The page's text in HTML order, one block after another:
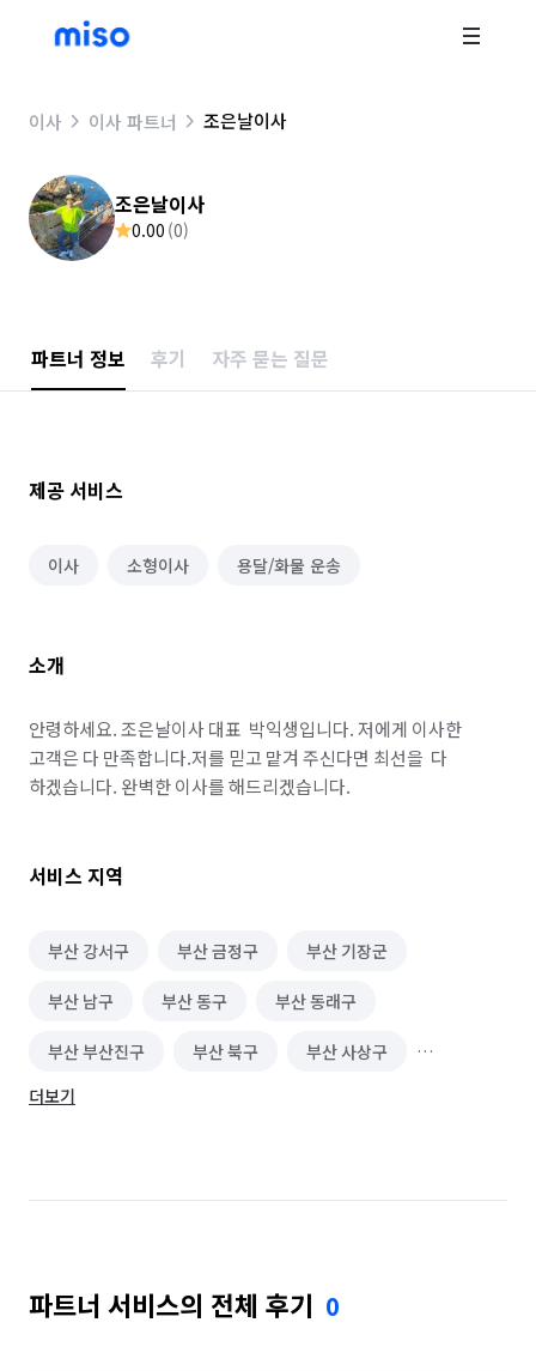
이사 이사 파트너 조은날이사
조은날이사
0.00 (0)
파트너 정보 후기 자주 묻는 질문
제공 서비스
이사 소형이사 용달/화물 운송
소개
안령하세요. 조은날이사 대표  박익생입니다. 저에게 이사한
고객은 다 만족합니다.저를 믿고 맡겨 주신다면 최선을  다
하겠습니다. 완벽한 이사를 해드리겠습니다.
서비스 지역
부산 강서구 부산 금정구 부산 기장군
부산 남구 부산 동구 부산 동래구
부산 부산진구 부산 북구 부산 사상구
부산 사하구
부산 해운대구
더보기
파트너 서비스의 전체 후기 0